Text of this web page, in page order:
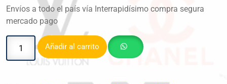
Envíos a todo el país vía Interrapidísimo compra segura
mercado pago
Añadir al carrito